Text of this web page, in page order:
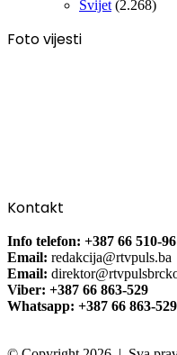
Svijet (2.268)
Foto vijesti
Kontakt
Info telefon: +387 66 510-
Email: redakcija@rtvpuls.ba
Email:
Viber: +387 66 863-529
Whatsapp: +387 66 863-529